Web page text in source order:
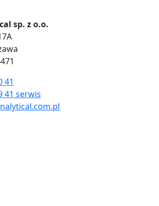
sp. z o.o.
41
41 serwis